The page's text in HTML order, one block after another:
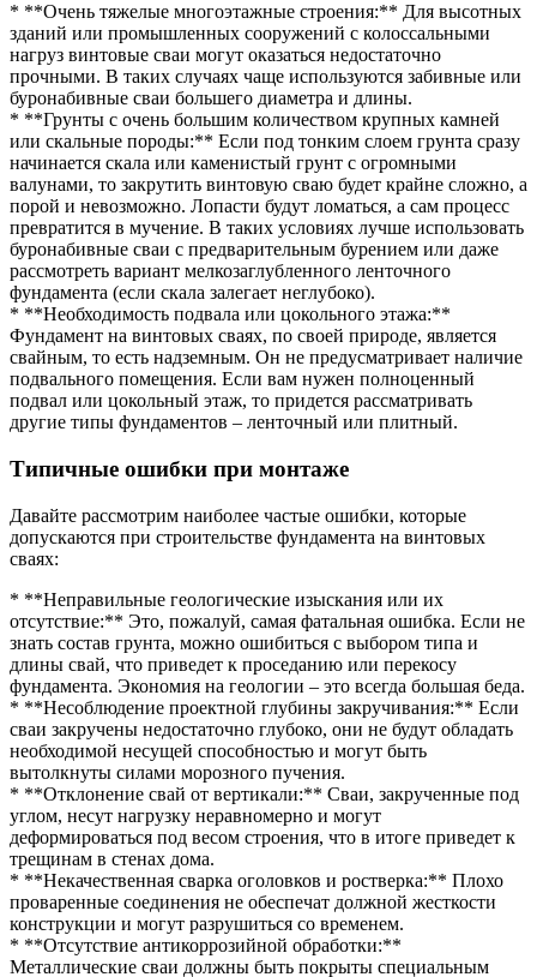
* **Очень тяжелые многоэтажные строения:** Для высотных
зданий или промышленных сооружений с колоссальными
нагруз винтовые сваи могут оказаться недостаточно
прочными. В таких случаях чаще используются забивные или
буронабивные сваи большего диаметра и длины.
* **Грунты с очень большим количеством крупных камней
или скальные породы:** Если под тонким слоем грунта сразу
начинается скала или каменистый грунт с огромными
валунами, то закрутить винтовую сваю будет крайне сложно, а
порой и невозможно. Лопасти будут ломаться, а сам процесс
превратится в мучение. В таких условиях лучше использовать
буронабивные сваи с предварительным бурением или даже
рассмотреть вариант мелкозаглубленного ленточного
фундамента (если скала залегает неглубоко).
* **Необходимость подвала или цокольного этажа:**
Фундамент на винтовых сваях, по своей природе, является
свайным, то есть надземным. Он не предусматривает наличие
подвального помещения. Если вам нужен полноценный
подвал или цокольный этаж, то придется рассматривать
другие типы фундаментов – ленточный или плитный.
Типичные ошибки при монтаже
Давайте рассмотрим наиболее частые ошибки, которые
допускаются при строительстве фундамента на винтовых
сваях:
* **Неправильные геологические изыскания или их
отсутствие:** Это, пожалуй, самая фатальная ошибка. Если не
знать состав грунта, можно ошибиться с выбором типа и
длины свай, что приведет к проседанию или перекосу
фундамента. Экономия на геологии – это всегда большая беда.
* **Несоблюдение проектной глубины закручивания:** Если
сваи закручены недостаточно глубоко, они не будут обладать
необходимой несущей способностью и могут быть
вытолкнуты силами морозного пучения.
* **Отклонение свай от вертикали:** Сваи, закрученные под
углом, несут нагрузку неравномерно и могут
деформироваться под весом строения, что в итоге приведет к
трещинам в стенах дома.
* **Некачественная сварка оголовков и ростверка:** Плохо
проваренные соединения не обеспечат должной жесткости
конструкции и могут разрушиться со временем.
* **Отсутствие антикоррозийной обработки:**
Металлические сваи должны быть покрыты специальным